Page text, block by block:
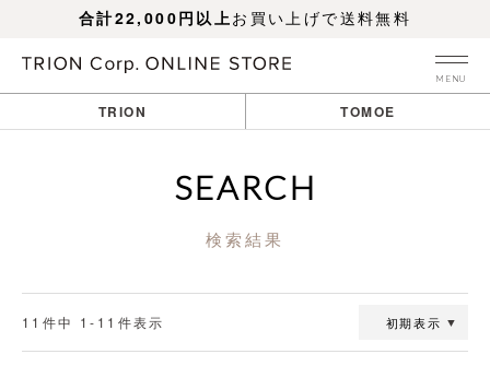
合計22,000円以上お買い上げで送料無料
MENU
TRION TOMOE
SEARCH
検索結果
初期表示
11 件中 1- 11 件表示